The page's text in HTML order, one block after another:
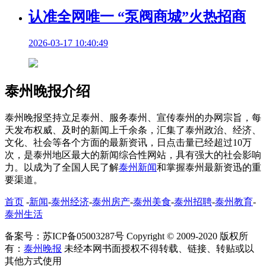
认准全网唯一 “泵阀商城”火热招商
2026-03-17 10:40:49
泰州晚报介绍
泰州晚报坚持立足泰州、服务泰州、宣传泰州的办网宗旨，每
天发布权威、及时的新闻上千余条，汇集了泰州政治、经济、
文化、社会等各个方面的最新资讯，日点击量已经超过10万
次，是泰州地区最大的新闻综合性网站，具有强大的社会影响
力。以成为了全国人民了解泰州新闻和掌握泰州最新资迅的重
要渠道。
首页 -新闻-泰州经济-泰州房产-泰州美食-泰州招聘-泰州教育-
泰州生活
备案号：苏ICP备05003287号 Copyright © 2009-2020 版权所
有： 泰州晚报 未经本网书面授权不得转载、链接、转贴或以
其他方式使用